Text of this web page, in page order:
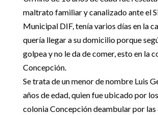
maltrato familiar y canalizado ante el
Municipal DIF, tenía varios días en la
quería llegar a su domicilio porque
golpea y no le da de comer, esto en la
Concepción.
Se trata de un menor de nombre Luis
años de edad, quien fue ubicado por
colonia Concepción deambular por las